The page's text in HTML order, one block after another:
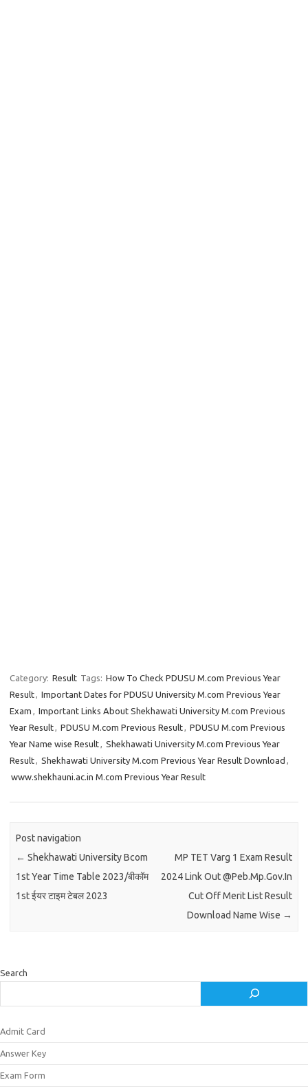
Category: Result Tags: How To Check PDUSU M.com Previous Year
Result, Important Dates for PDUSU University M.com Previous Year
Exam , Important Links About Shekhawati University M.com Previous
Year Result, PDUSU M.com Previous Result, PDUSU M.com Previous
Year Name wise Result, Shekhawati University M.com Previous Year
Result, Shekhawati University M.com Previous Year Result Download ,
www.shekhauni.ac.in M.com Previous Year Result
Post navigation
← Shekhawati University Bcom
1st Year Time Table 2023/बीकॉम
1st ईयर टाइम टेबल 2023
MP TET Varg 1 Exam Result
2024 Link Out @Peb.Mp.Gov.In
Cut Off Merit List Result
Download Name Wise →
Search
Admit Card
Answer Key
Exam Form